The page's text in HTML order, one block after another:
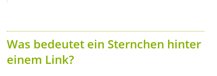
Was bedeutet ein Sternchen hinter
einem Link?